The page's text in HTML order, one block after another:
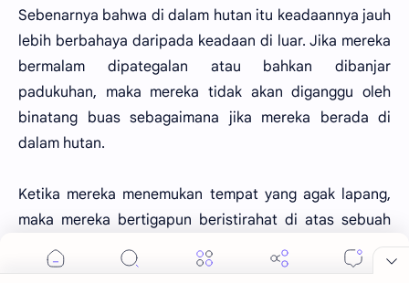
Sebenarnya bahwa di dalam hutan itu keadaannya jauh
lebih berbahaya daripada keadaan di luar. Jika mereka
bermalam dipategalan atau bahkan dibanjar
padukuhan, maka mereka tidak akan diganggu oleh
binatang buas sebagaimana jika mereka berada di
dalam hutan.
Ketika mereka menemukan tempat yang agak lapang,
maka mereka bertigapun beristirahat di atas sebuah
batu yang besar dan tergolek dibawah sebatang pohon
yang besar pula. Satu-satunya sinar bulan jatuh pula di